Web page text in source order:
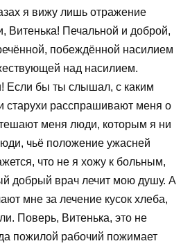
я вижу лишь отражение
Печальной и доброй,
побеждённой насилием
над насилием.
Если бы ты слышал, с каким
старухи расспрашивают меня о
меня люди, которым я ни
чьё положение ужасней
что не я хожу к больным,
добрый врач лечит мою душу. А
мне за лечение кусок хлеба,
Поверь, Витенька, это не
пожилой рабочий пожимает